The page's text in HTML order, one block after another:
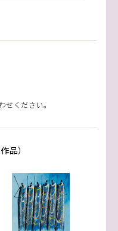
ください。
品）